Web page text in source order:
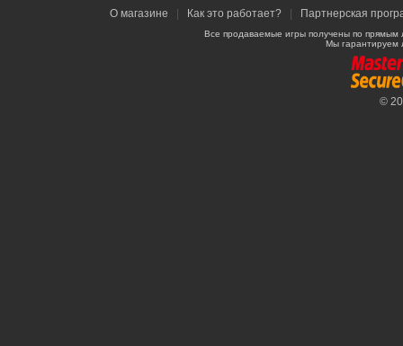
О магазине Как это работает? Партнерская
Все продаваемые игры получены по
Мы гарантируем
©